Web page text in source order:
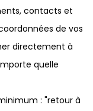
contacts et
de vos
directement à
quelle
: "retour à